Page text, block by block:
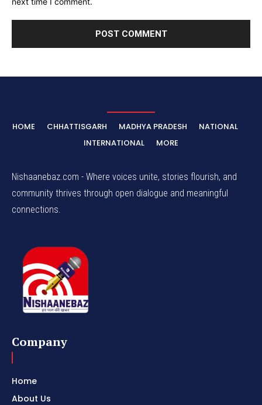
HOME CHHATTISGARH MADHYA PRADESH
NATIONAL
INTERNATIONAL
MORE
Nishaanebaz.com - Where voices unite, stories flourish, and
community thrives through open dialogue and meaningful
connections.
Company
Home
About Us